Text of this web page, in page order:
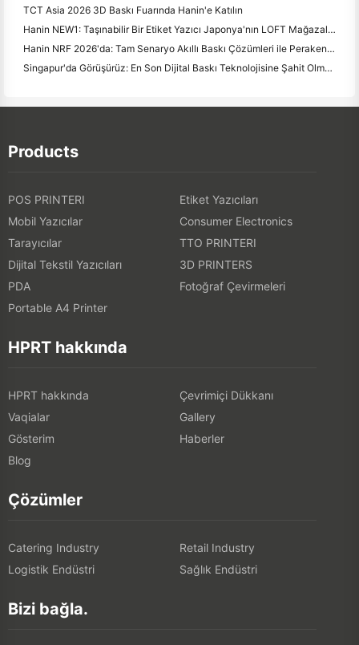
TCT Asia 2026 3D Baskı Fuarında Hanin'e Katılın
Hanin NEW1: Taşınabilir Bir Etiket Yazıcı Japonya'nın LOFT Mağazalarına Yol Yapıyor
Hanin NRF 2026'da: Tam Senaryo Akıllı Baskı Çözümleri ile Perakende Satışları Güçlendirme
Singapur'da Görüşürüz: En Son Dijital Baskı Teknolojisine Şahit Olmak için ITMA ASIA 2025'te Hanin'e Katılın
Products
POS PRINTERI
Etiket Yazıcıları
Mobil Yazıcılar
Consumer Electronics
Tarayıcılar
TTO PRINTERI
Dijital Tekstil Yazıcıları
3D PRINTERS
PDA
Fotoğraf Çevirmeleri
Portable A4 Printer
HPRT hakkında
HPRT hakkında
Çevrimiçi Dükkanı
Vaqialar
Gallery
Gösterim
Haberler
Blog
Çözümler
Catering Industry
Retail Industry
Logistik Endüstri
Sağlık Endüstri
Bizi bağla.